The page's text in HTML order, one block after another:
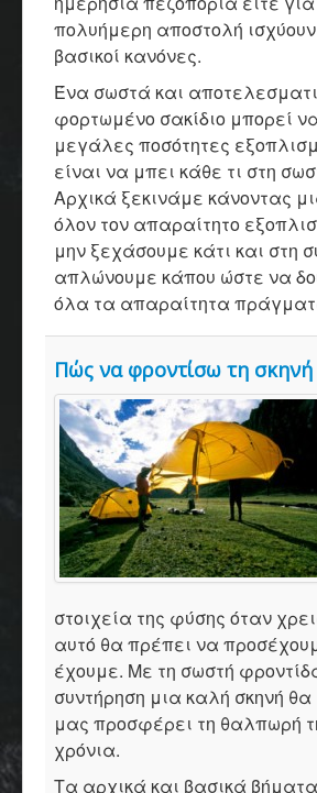
πολυήμερη αποστολή ισχύουν
βασικοί κανόνες.
Ένα σωστά και
φορτωμένο σακίδιο μπορεί
μεγάλες ποσότητες
είναι να μπει κάθε τι στη
Αρχικά ξεκινάμε κάνοντας
όλον τον απαραίτητο
μην ξεχάσουμε κάτι και στη
απλώνουμε κάπου ώστε να
όλα τα απαραίτητα
Πώς να φροντίσω τη
στοιχεία της φύσης όταν
αυτό θα πρέπει να
έχουμε. Με τη σωστή
συντήρηση μια καλή σκηνή
μας προσφέρει τη θαλπωρή
χρόνια.
Τα αρχικά και βασικά